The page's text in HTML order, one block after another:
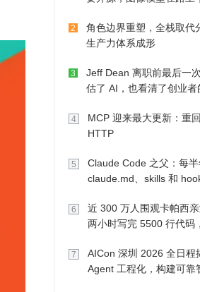
2
角色边界重塑，全栈取代
生产力体系成形
3
Jeff Dean 离职前最后一
估了 AI，也看清了创业者
4
MCP 迎来最大更新：重
HTTP
5
Claude Code 之父：每
claude.md、skills 和
6
近 300 万人围观卡帕西亲
两小时写完 5500 行代码
7
AICon 深圳 2026 全日程
Agent 工程化，构建可靠